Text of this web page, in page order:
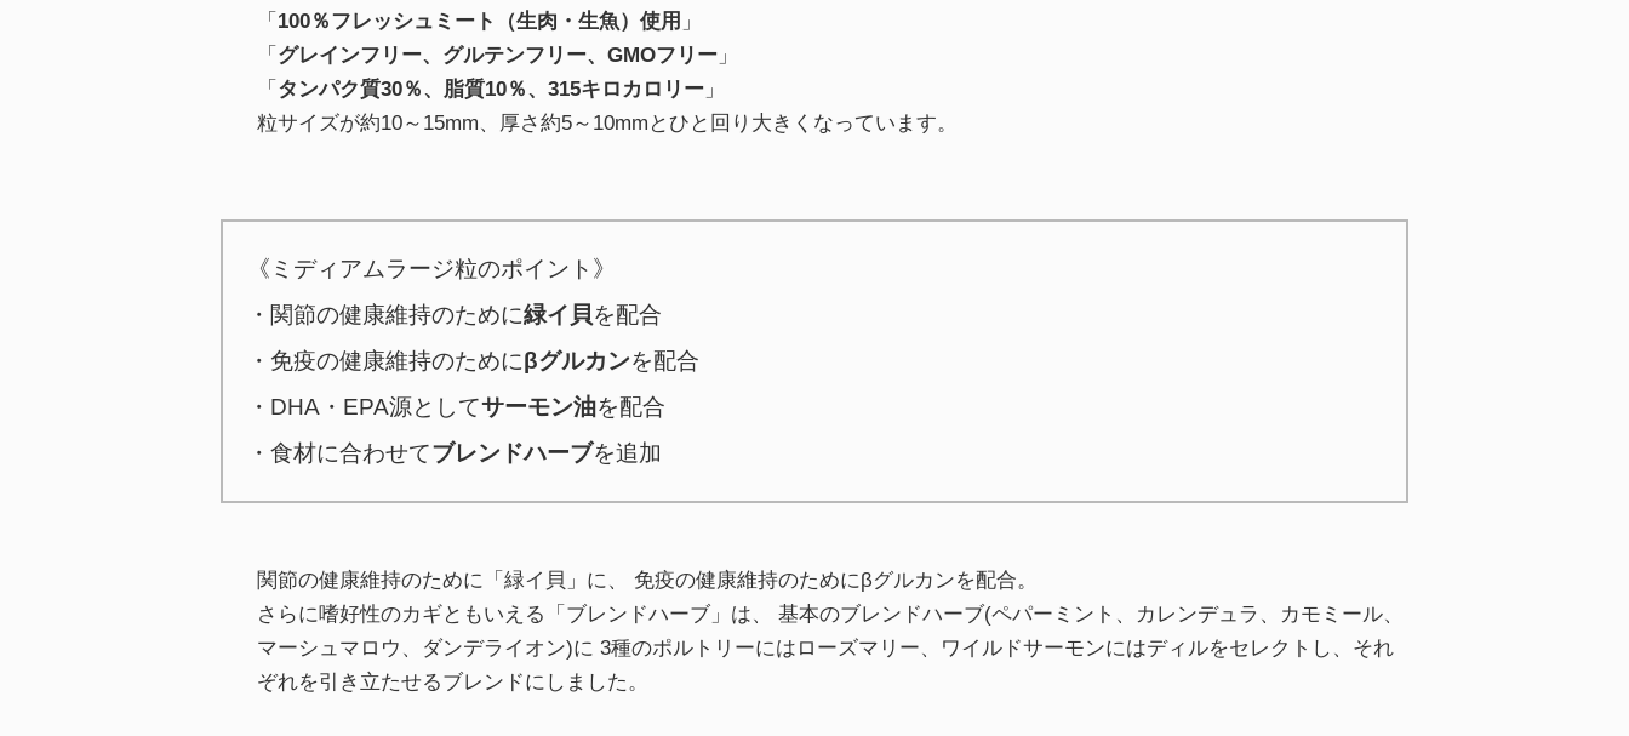
「 100％フレッシュミート（生肉・生魚）使用 」
「 グレインフリー、グルテンフリー、GMOフリー 」
「 タンパク質30％、脂質10％、315キロカロリー 」
粒サイズが約10～15mm、厚さ約5～10mmとひと回り大きくなっています。
《ミディアムラージ粒のポイント》
・関節の健康維持のために緑イ貝を配合
・免疫の健康維持のためにβグルカンを配合
・DHA・EPA源としてサーモン油を配合
・食材に合わせてブレンドハーブを追加
関節の健康維持のために「緑イ貝」に、 免疫の健康維持のためにβグルカンを配合。
さらに嗜好性のカギともいえる「ブレンドハーブ」は、 基本のブレンドハーブ(ペパーミント、カレンデュラ、カモミール、
マーシュマロウ、ダンデライオン)に 3種のポルトリーにはローズマリー、ワイルドサーモンにはディルをセレクトし、それ
ぞれを引き立たせるブレンドにしました。